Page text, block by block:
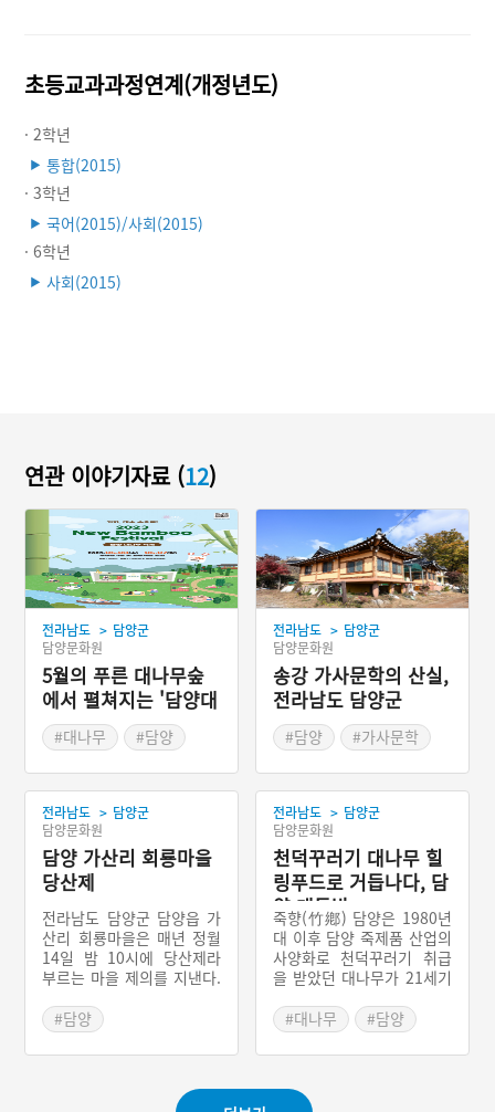
초등교과과정연계(개정년도)
· 2학년
▶ 통합(2015)
· 3학년
▶ 국어(2015)/사회(2015)
· 6학년
▶ 사회(2015)
연관 이야기자료 (12)
전라남도 > 담양군
담양문화원
5월의 푸른 대나무숲
에서 펼쳐지는 '담양대
나무축제'
#대나무
#담양
전라남도 > 담양군
담양문화원
송강 가사문학의 산실,
전라남도 담양군
#담양
#가사문학
#전라남도 문화예술인
전라남도 > 담양군
담양문화원
담양 가산리 회룡마을
당산제
전라남도 담양군 담양읍 가
산리 회룡마을은 매년 정월
14일 밤 10시에 당산제라
부르는 마을 제의를 지낸다.
때도 반드시 이날에 제의를
지냈는데 한 번도 거른 적이
없다고 한다. 제의 대상은
지이며 마을 입구에 놓인 들
#담양
전라남도 > 담양군
담양문화원
천덕꾸러기 대나무 힐
링푸드로 거듭나다, 담
양 대통밥
죽향(竹鄕) 담양은 1980년
대 이후 담양 죽제품 산업의
사양화로 천덕꾸러기 취급
을 받았던 대나무가 21세기
되면서 ‘슬로시티’라는 표제
아래 새로운 도약을 모색하
고 있다. 담양 대통밥은 전
래되지 않았지만 대나무의
#대나무
#담양